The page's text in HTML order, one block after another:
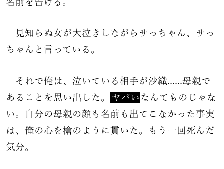
名前を告げる。
見知らぬ女が大泣きしながらサっちゃん、サっ
ちゃんと言っている。
それで俺は、泣いている相手が沙織......母親で
あることを思い出した。
ヤバい なんてものじゃな
い。自分の母親の顔も名前も出てこなかった事実
は、俺の心を槍のように貫いた。もう一回死んだ
気分。